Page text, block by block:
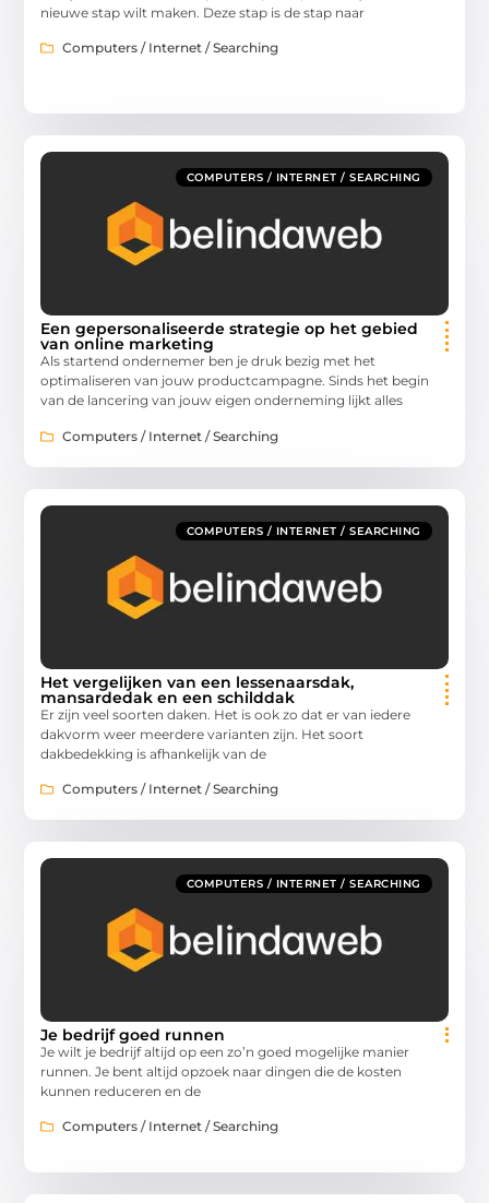
nieuwe stap wilt maken. Deze stap is de stap naar
Computers / Internet / Searching
COMPUTERS / INTERNET / SEARCHING
Een gepersonaliseerde strategie op het gebied
van online marketing
Als startend ondernemer ben je druk bezig met het
optimaliseren van jouw productcampagne. Sinds het begin
van de lancering van jouw eigen onderneming lijkt alles
Computers / Internet / Searching
COMPUTERS / INTERNET / SEARCHING
Het vergelijken van een lessenaarsdak,
mansardedak en een schilddak
Er zijn veel soorten daken. Het is ook zo dat er van iedere
dakvorm weer meerdere varianten zijn. Het soort
dakbedekking is afhankelijk van de
Computers / Internet / Searching
COMPUTERS / INTERNET / SEARCHING
Je bedrijf goed runnen
Je wilt je bedrijf altijd op een zo’n goed mogelijke manier
runnen. Je bent altijd opzoek naar dingen die de kosten
kunnen reduceren en de
Computers / Internet / Searching